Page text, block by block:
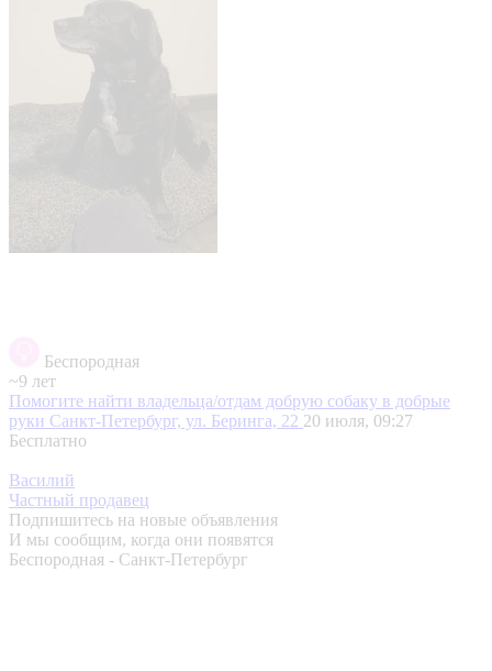
Беспородная
~9 лет
Помогите найти владельца/отдам добрую собаку в добрые
руки Санкт-Петербург, ул. Беринга, 22 20 июля, 09:27
Бесплатно
Василий
Частный продавец
Подпишитесь на новые объявления
И мы сообщим, когда они появятся
Беспородная - Санкт-Петербург